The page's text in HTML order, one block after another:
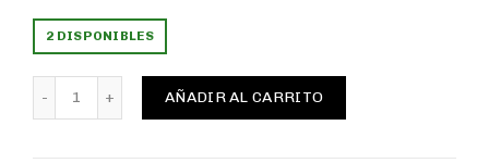
precio
original
era:
actual
es:
2 DISPONIBLES
Toma de corriente andes simple 10A 250V SILVER
AÑADIR AL CARRITO